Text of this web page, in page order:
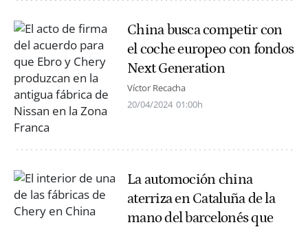
China busca competir con
el coche europeo con fondos
Next Generation
Víctor Recacha
20/04/2024 01:00h
La automoción china
aterriza en Cataluña de la
mano del barcelonés que